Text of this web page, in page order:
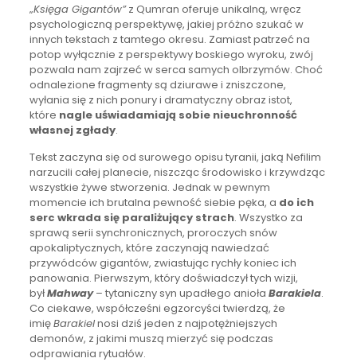
„Księga Gigantów”z Qumran oferuje unikalną, wręcz
psychologiczną perspektywę, jakiej próżno szukać w
innych tekstach z tamtego okresu. Zamiast patrzeć na
potop wyłącznie z perspektywy boskiego wyroku, zwój
pozwala nam zajrzeć w serca samych olbrzymów. Choć
odnalezione fragmenty są dziurawe i zniszczone,
wyłania się z nich ponury i dramatyczny obraz istot,
które nagle uświadamiają sobie nieuchronność
własnej zgłady.
Tekst zaczyna się od surowego opisu tyranii, jaką Nefilim
narzucili całej planecie, niszcząc środowisko i krzywdząc
wszystkie żywe stworzenia. Jednak w pewnym
momencie ich brutalna pewność siebie pęka, a do ich
serc wkrada się paraliżujący strach. Wszystko za
sprawą serii synchronicznych, proroczych snów
apokaliptycznych, które zaczynają nawiedzać
przywódców gigantów, zwiastując rychły koniec ich
panowania. Pierwszym, który doświadczył tych wizji,
byłMahway– tytaniczny syn upadłego anioła Barakiela.
Co ciekawe, współcześni egzorcyści twierdzą, że
imięBarakielnosi dziś jeden z najpotężniejszych
demonów, z jakimi muszą mierzyć się podczas
odprawiania rytuałów.